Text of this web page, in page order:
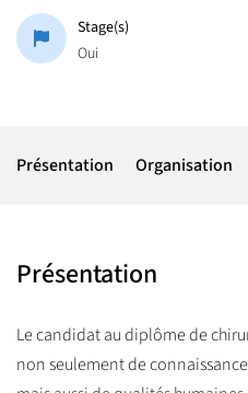
Stage(s)
Oui
Présentation Organisation
Présentation
Le candidat au diplôme de
non seulement de